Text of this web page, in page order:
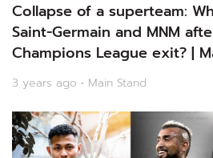
Collapse of a superteam:
Saint-Germain and MNM
Champions League exit? |
3 years ago • Main Stand